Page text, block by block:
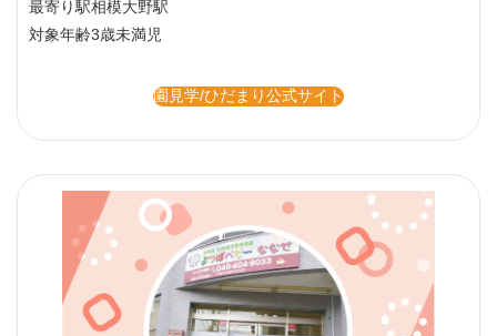
最寄り駅相模大野駅
対象年齢3歳未満児
園見学/ひだまり公式サイト